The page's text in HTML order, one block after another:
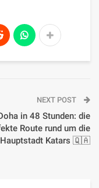
NEXT POST
in 48 Stunden: die
Route rund um die
Hauptstadt Katars 🇶🇦